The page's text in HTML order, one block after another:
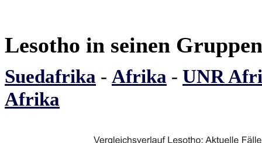
Lesotho in seinen Gruppen
Suedafrika - Afrika - UNR
Afrika